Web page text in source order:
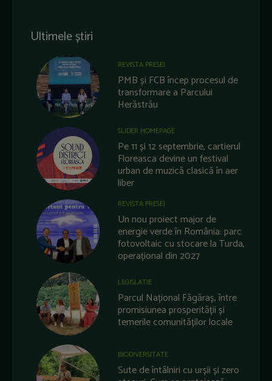
Ultimele știri
REVISTA PRESEI
PMB și FCB încep procesul de
transformare a Parcului
Herăstrău
SLIDER HOMEPAGE
Pe 11 și 12 septembrie, cartierul
Floreasca devine un festival
urban de muzică clasică în aer
liber
REVISTA PRESEI
Un nou proiect major de
energie verde în România: parc
fotovoltaic cu stocare la Turda,
operațional din 2027
LEGISLATIE
Parcul Național Făgăraș, între
promisiunea prosperității și
temerile comunităților locale
BIODIVERSITATE
Sute de întâlniri cu urșii și zero